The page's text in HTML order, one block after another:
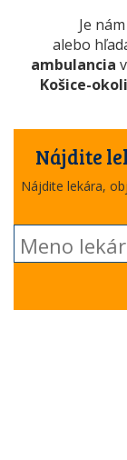
Je
alebo
ambulancia
Košice-
Nájdite
Nájdite lekára,